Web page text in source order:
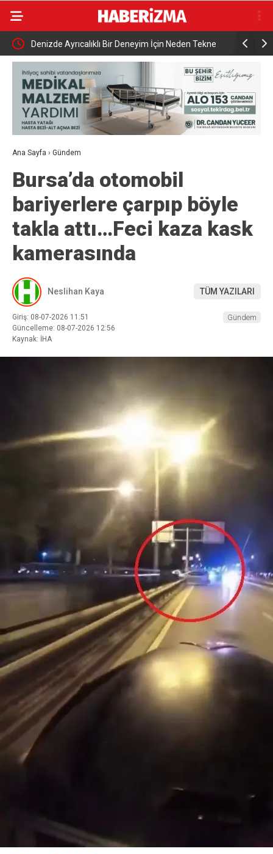
Denizde Ayrıcalıklı Bir Deneyim İçin Neden Tekne
Kiralama Tercih Edilmeli? Kimse
Ana Sayfa › Gündem
Bursa’da otomobil
bariyerlere çarpıp böyle
takla attı…Feci kaza kask
kamerasında
Neslihan Kaya TÜM YAZILARI
Giriş: 08-07-2026 11:51
Güncelleme: 08-07-2026 12:56
Kaynak: İHA
Gündem